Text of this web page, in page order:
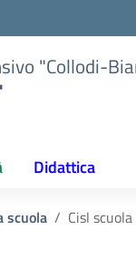
"Collodi-
Didattica
scuola Cisl